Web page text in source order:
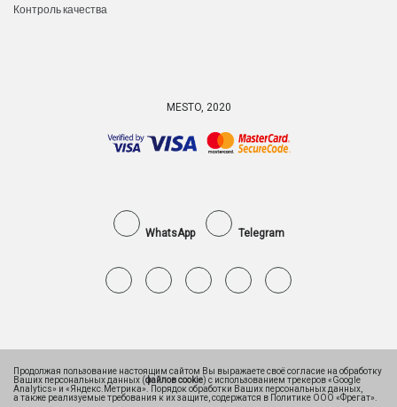
Контроль качества
MESTO, 2020
WhatsApp Telegram
Продолжая пользование настоящим сайтом Вы выражаете своё согласие на обработку
Ваших персональных данных (файлов cookie) с использованием трекеров «Google
Analytics» и «Яндекс.Метрика». Порядок обработки Ваших персональных данных,
а также реализуемые требования к их защите, содержатся в Политике ООО «Фрегат».